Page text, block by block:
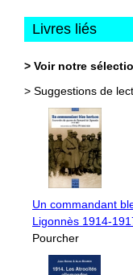
Livres liés
> Voir notre
> Suggestions de
Un commandant
Ligonnès 1914-
Pourcher